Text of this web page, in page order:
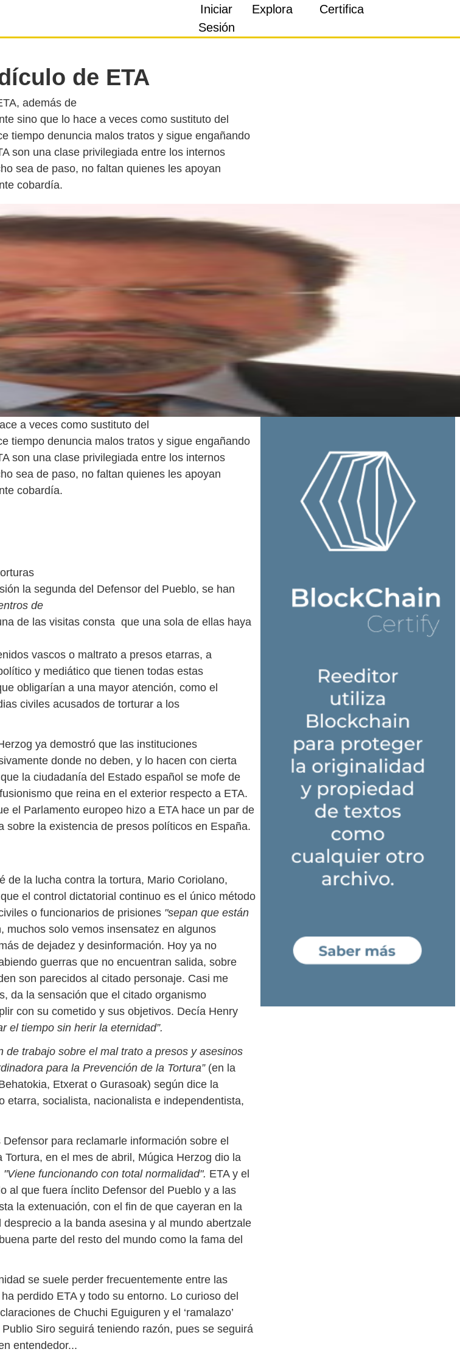
Iniciar
Sesión
Explora Certifica
de ETA
además de
sino que lo hace a veces como sustituto del
tiempo denuncia malos tratos y sigue engañando
son una clase privilegiada entre los internos
sea de paso, no faltan quienes les apoyan
a veces como sustituto del
tiempo denuncia malos tratos y sigue engañando
son una clase privilegiada entre los internos
sea de paso, no faltan quienes les apoyan
cobardía.
la segunda del Defensor del Pueblo, se han
de
de las visitas consta que una sola de ellas haya
vascos o maltrato a presos etarras, a
y mediático que tienen todas estas
obligarían a una mayor atención, como el
civiles acusados de torturar a los
ya demostró que las instituciones
donde no deben, y lo hacen con cierta
la ciudadanía del Estado español se mofe de
que reina en el exterior respecto a ETA.
el Parlamento europeo hizo a ETA hace un par de
sobre la existencia de presos políticos en España.
de la lucha contra la tortura, Mario Coriolano,
el control dictatorial continuo es el único método
o funcionarios de prisiones "sepan que están
muchos solo vemos insensatez en algunos
de dejadez y desinformación. Hoy ya no
guerras que no encuentran salida, sobre
son parecidos al citado personaje. Casi me
da la sensación que el citado organismo
con su cometido y sus objetivos. Decía Henry
el tiempo sin herir la eternidad”.
de trabajo sobre el mal trato a presos y asesinos
para la Prevención de la Tortura”(en la
Etxerat o Gurasoak) según dice la
etarra, socialista, nacionalista e independentista,
para reclamarle información sobre el
en el mes de abril, Múgica Herzog dio la
"Viene funcionando con total normalidad". ETA y el
al que fuera ínclito Defensor del Pueblo y a las
la extenuación, con el fin de que cayeran en la
a la banda asesina y al mundo abertzale
parte del resto del mundo como la fama del
se suele perder frecuentemente entre las
perdido ETA y todo su entorno. Lo curioso del
de Chuchi Eguiguren y el ‘ramalazo’
Siro seguirá teniendo razón, pues se seguirá
entendedor...